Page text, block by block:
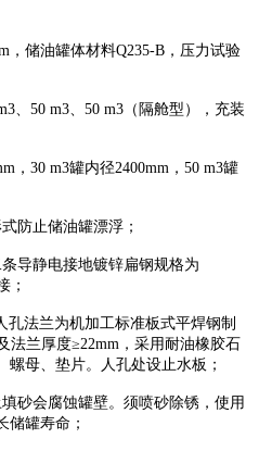
，储油罐体材料Q235-B，压力试验
、50 m3、50 m3（隔舱型），充装
，30 m3罐内径2400mm，50 m3罐
防止储油罐漂浮；
导静电接地镀锌扁钢规格为
；
孔法兰为机加工标准板式平焊钢制
法兰厚度≥22mm，采用耐油橡胶石
母、垫片。人孔处设止水板；
砂会腐蚀罐壁。须喷砂除锈，使用
储罐寿命；